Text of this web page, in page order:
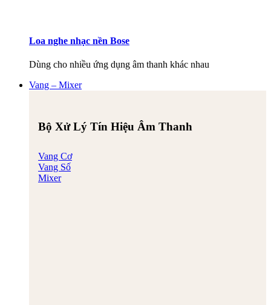
Loa nghe nhạc nền Bose
Dùng cho nhiều ứng dụng âm thanh khác nhau
Vang – Mixer
Bộ Xử Lý Tín Hiệu Âm Thanh
Vang Cơ
Vang Số
Mixer